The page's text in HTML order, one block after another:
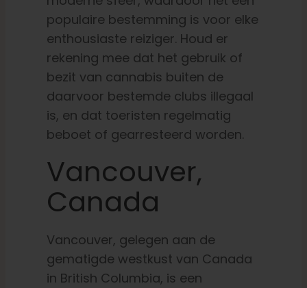
populaire bestemming is voor elke
enthousiaste reiziger. Houd er
rekening mee dat het gebruik of
bezit van cannabis buiten de
daarvoor bestemde clubs illegaal
is, en dat toeristen regelmatig
beboet of gearresteerd worden.
Vancouver,
Canada
Vancouver, gelegen aan de
gematigde westkust van Canada
in British Columbia, is een